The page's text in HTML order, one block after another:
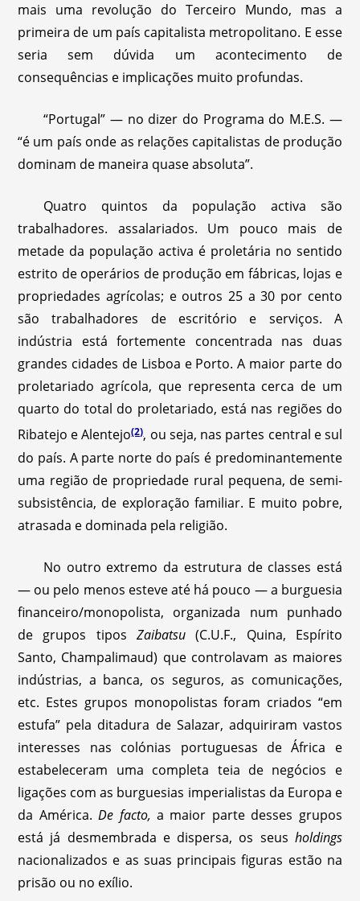
mais uma revolução do Terceiro Mundo, mas a
primeira de um país capitalista metropolitano. E esse
seria sem dúvida um acontecimento de
consequências e implicações muito profundas.
“Portugal” — no dizer do Programa do M.E.S. —
“é um país onde as relações capitalistas de produção
dominam de maneira quase absoluta”.
Quatro quintos da população activa são
trabalhadores. assalariados. Um pouco mais de
metade da população activa é proletária no sentido
estrito de operários de produção em fábricas, lojas e
propriedades agrícolas; e outros 25 a 30 por cento
são trabalhadores de escritório e serviços. A
indústria está fortemente concentrada nas duas
grandes cidades de Lisboa e Porto. A maior parte do
proletariado agrícola, que representa cerca de um
quarto do total do proletariado, está nas regiões do
Ribatejo e Alentejo(2), ou seja, nas partes central e sul
do país. A parte norte do país é predominantemente
uma região de propriedade rural pequena, de semi-
subsistência, de exploração familiar. E muito pobre,
atrasada e dominada pela religião.
No outro extremo da estrutura de classes está
— ou pelo menos esteve até há pouco — a burguesia
financeiro/monopolista, organizada num punhado
de grupos tipos Zaibatsu (C.U.F., Quina, Espírito
Santo, Champalimaud) que controlavam as maiores
indústrias, a banca, os seguros, as comunicações,
etc. Estes grupos monopolistas foram criados “em
estufa” pela ditadura de Salazar, adquiriram vastos
interesses nas colónias portuguesas de África e
estabeleceram uma completa teia de negócios e
ligações com as burguesias imperialistas da Europa e
da América.De facto, a maior parte desses grupos
está já desmembrada e dispersa, os seus holdings
nacionalizados e as suas principais figuras estão na
prisão ou no exílio.